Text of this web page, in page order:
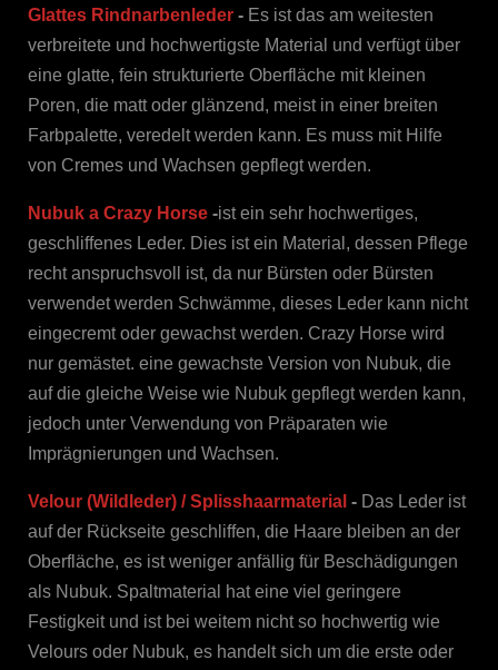
Glattes Rindnarbenleder - Es ist das am weitesten
verbreitete und hochwertigste Material und verfügt über
eine glatte, fein strukturierte Oberfläche mit kleinen
Poren, die matt oder glänzend, meist in einer breiten
Farbpalette, veredelt werden kann. Es muss mit Hilfe
von Cremes und Wachsen gepflegt werden.
Nubuk a Crazy Horse -ist ein sehr hochwertiges,
geschliffenes Leder. Dies ist ein Material, dessen Pflege
recht anspruchsvoll ist, da nur Bürsten oder Bürsten
verwendet werden Schwämme, dieses Leder kann nicht
eingecremt oder gewachst werden. Crazy Horse wird
nur gemästet. eine gewachste Version von Nubuk, die
auf die gleiche Weise wie Nubuk gepflegt werden kann,
jedoch unter Verwendung von Präparaten wie
Imprägnierungen und Wachsen.
Velour (Wildleder) / Splisshaarmaterial - Das Leder ist
auf der Rückseite geschliffen, die Haare bleiben an der
Oberfläche, es ist weniger anfällig für Beschädigungen
als Nubuk. Spaltmaterial hat eine viel geringere
Festigkeit und ist bei weitem nicht so hochwertig wie
Velours oder Nubuk, es handelt sich um die erste oder